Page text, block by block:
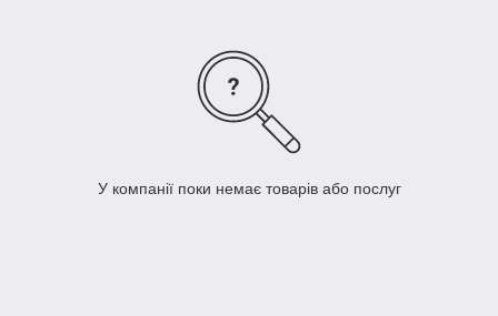
У компанії поки немає товарів або послуг